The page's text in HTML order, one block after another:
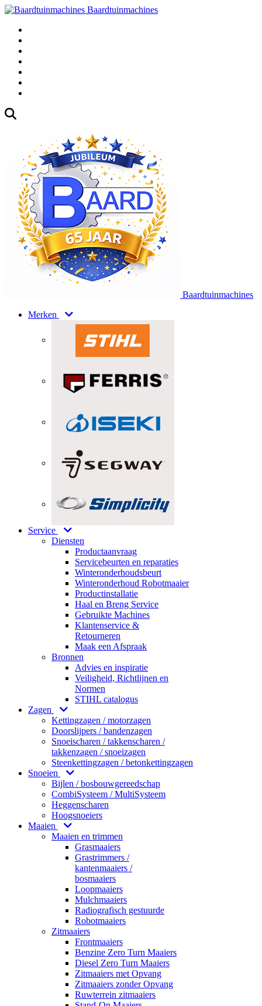
Baardtuinmachines
Baardtuinmachines
Merken
Service
Diensten
Productaanvraag
Servicebeurten en reparaties
Winteronderhoudsbeurt
Winteronderhoud Robotmaaier
Productinstallatie
Haal en Breng Service
Gebruikte Machines
Klantenservice &
Retourneren
Maak een Afspraak
Bronnen
Advies en inspiratie
Veiligheid, Richtlijnen en
Normen
STIHL catalogus
Zagen
Kettingzagen / motorzagen
Doorslijpers / bandenzagen
Snoeischaren / takkenscharen /
takkenzagen / snoeizagen
Steenkettingzagen / betonkettingzagen
Snoeien
Bijlen / bosbouwgereedschap
CombiSysteem / MultiSysteem
Heggenscharen
Hoogsnoeiers
Maaien
Maaien en trimmen
Grasmaaiers
Grastrimmers /
kantenmaaiers /
bosmaaiers
Loopmaaiers
Mulchmaaiers
Radiografisch gestuurde
Robotmaaiers
Zitmaaiers
Frontmaaiers
Benzine Zero Turn Maaiers
Diesel Zero Turn Maaiers
Zitmaaiers met Opvang
Zitmaaiers zonder Opvang
Ruwterrein zitmaaiers